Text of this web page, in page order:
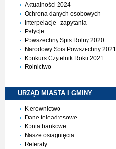
Aktualności 2024
Ochrona danych osobowych
Interpelacje i zapytania
Petycje
Powszechny Spis Rolny 2020
Narodowy Spis Powszechny 2021
Konkurs Czytelnik Roku 2021
Rolnictwo
URZĄD MIASTA I GMINY
Kierownictwo
Dane teleadresowe
Konta bankowe
Nasze osiagnięcia
Referaty